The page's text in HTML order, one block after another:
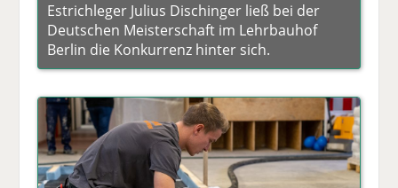
Estrichleger Julius Dischinger ließ bei der
Deutschen Meisterschaft im Lehrbauhof
Berlin die Konkurrenz hinter sich.